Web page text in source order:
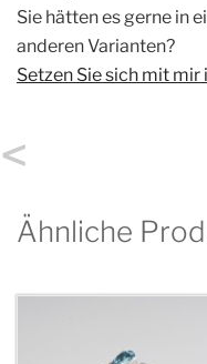
Sie hätten es gerne in
anderen Varianten?
Setzen Sie sich mit mir
<
Ähnliche